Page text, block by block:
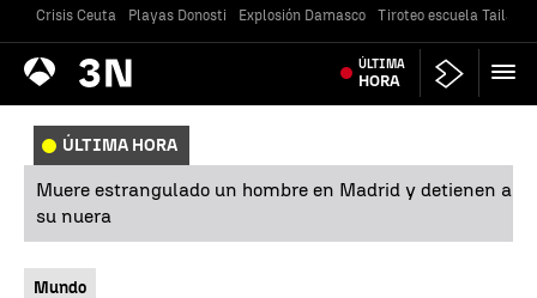
Crisis Ceuta Playas Donosti Explosión Damasco Tiroteo escuela
Antena
3 Noticias ÚLTIMA
HORA
ÚLTIMA HORA
Muere estrangulado un hombre en Madrid y detienen a
su nuera
Mundo